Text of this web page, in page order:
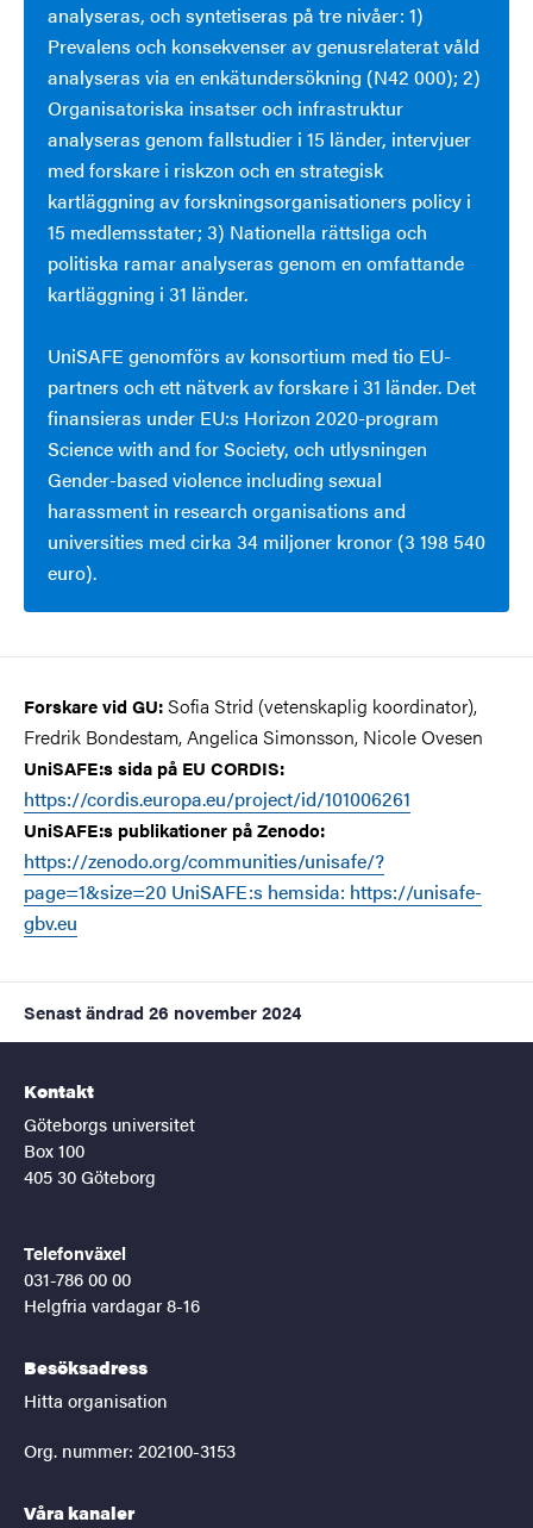
analyseras, och syntetiseras på tre nivåer: 1)
Prevalens och konsekvenser av genusrelaterat våld
analyseras via en enkätundersökning (N42 000); 2)
Organisatoriska insatser och infrastruktur
analyseras genom fallstudier i 15 länder, intervjuer
med forskare i riskzon och en strategisk
kartläggning av forskningsorganisationers policy i
15 medlemsstater; 3) Nationella rättsliga och
politiska ramar analyseras genom en omfattande
kartläggning i 31 länder.
UniSAFE genomförs av konsortium med tio EU-
partners och ett nätverk av forskare i 31 länder. Det
finansieras under EU:s Horizon 2020-program
Science with and for Society, och utlysningen
Gender-based violence including sexual
harassment in research organisations and
universities med cirka 34 miljoner kronor (3 198 540
euro).
Forskare vid GU: Sofia Strid (vetenskaplig koordinator),
Fredrik Bondestam, Angelica Simonsson, Nicole Ovesen
UniSAFE:s sida på EU CORDIS:
https://cordis.europa.eu/project/id/101006261
UniSAFE:s publikationer på Zenodo:
https://zenodo.org/communities/unisafe/?
page=1&size=20 UniSAFE:s hemsida: https://unisafe-
gbv.eu
Senast ändrad 26 november 2024
Kontakt
Göteborgs universitet
Box 100
405 30 Göteborg
Telefonväxel
031-786 00 00
Helgfria vardagar 8-16
Besöksadress
Hitta organisation
Org. nummer: 202100-3153
Våra kanaler